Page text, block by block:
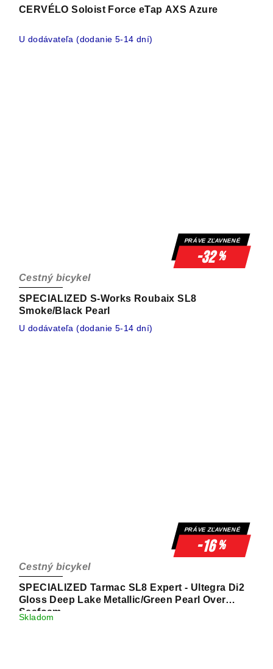
CERVÉLO Soloist Force eTap AXS Azure
U dodávateľa (dodanie 5-14 dní)
PRÁVE ZĽAVNENÉ
-32%
SPECIALIZED S-Works Roubaix SL8
Smoke/Black Pearl
Cestný bicykel
U dodávateľa (dodanie 5-14 dní)
PRÁVE ZĽAVNENÉ
-16%
SPECIALIZED Tarmac SL8 Expert - Ultegra Di2
Gloss Deep Lake Metallic/Green Pearl Over
Seafoam
Cestný bicykel
Skladom